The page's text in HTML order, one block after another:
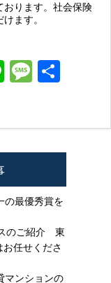
おります。社会保険
ます。
Line
の最優秀賞を
のご紹介 東
任せくださ
マンションの